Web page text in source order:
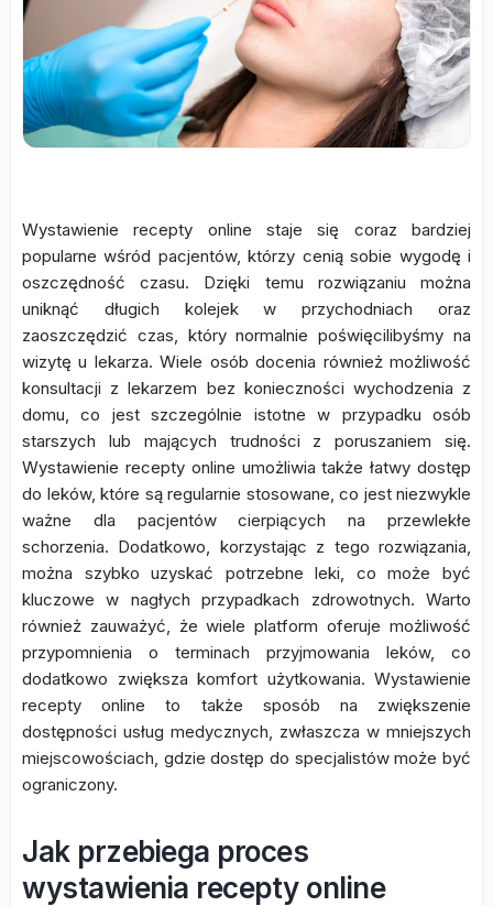
Wystawienie recepty online staje się coraz bardziej
popularne wśród pacjentów, którzy cenią sobie wygodę i
oszczędność czasu. Dzięki temu rozwiązaniu można
uniknąć długich kolejek w przychodniach oraz
zaoszczędzić czas, który normalnie poświęcilibyśmy na
wizytę u lekarza. Wiele osób docenia również możliwość
konsultacji z lekarzem bez konieczności wychodzenia z
domu, co jest szczególnie istotne w przypadku osób
starszych lub mających trudności z poruszaniem się.
Wystawienie recepty online umożliwia także łatwy dostęp
do leków, które są regularnie stosowane, co jest niezwykle
ważne dla pacjentów cierpiących na przewlekłe
schorzenia. Dodatkowo, korzystając z tego rozwiązania,
można szybko uzyskać potrzebne leki, co może być
kluczowe w nagłych przypadkach zdrowotnych. Warto
również zauważyć, że wiele platform oferuje możliwość
przypomnienia o terminach przyjmowania leków, co
dodatkowo zwiększa komfort użytkowania. Wystawienie
recepty online to także sposób na zwiększenie
dostępności usług medycznych, zwłaszcza w mniejszych
miejscowościach, gdzie dostęp do specjalistów może być
ograniczony.
Jak przebiega proces
wystawienia recepty online